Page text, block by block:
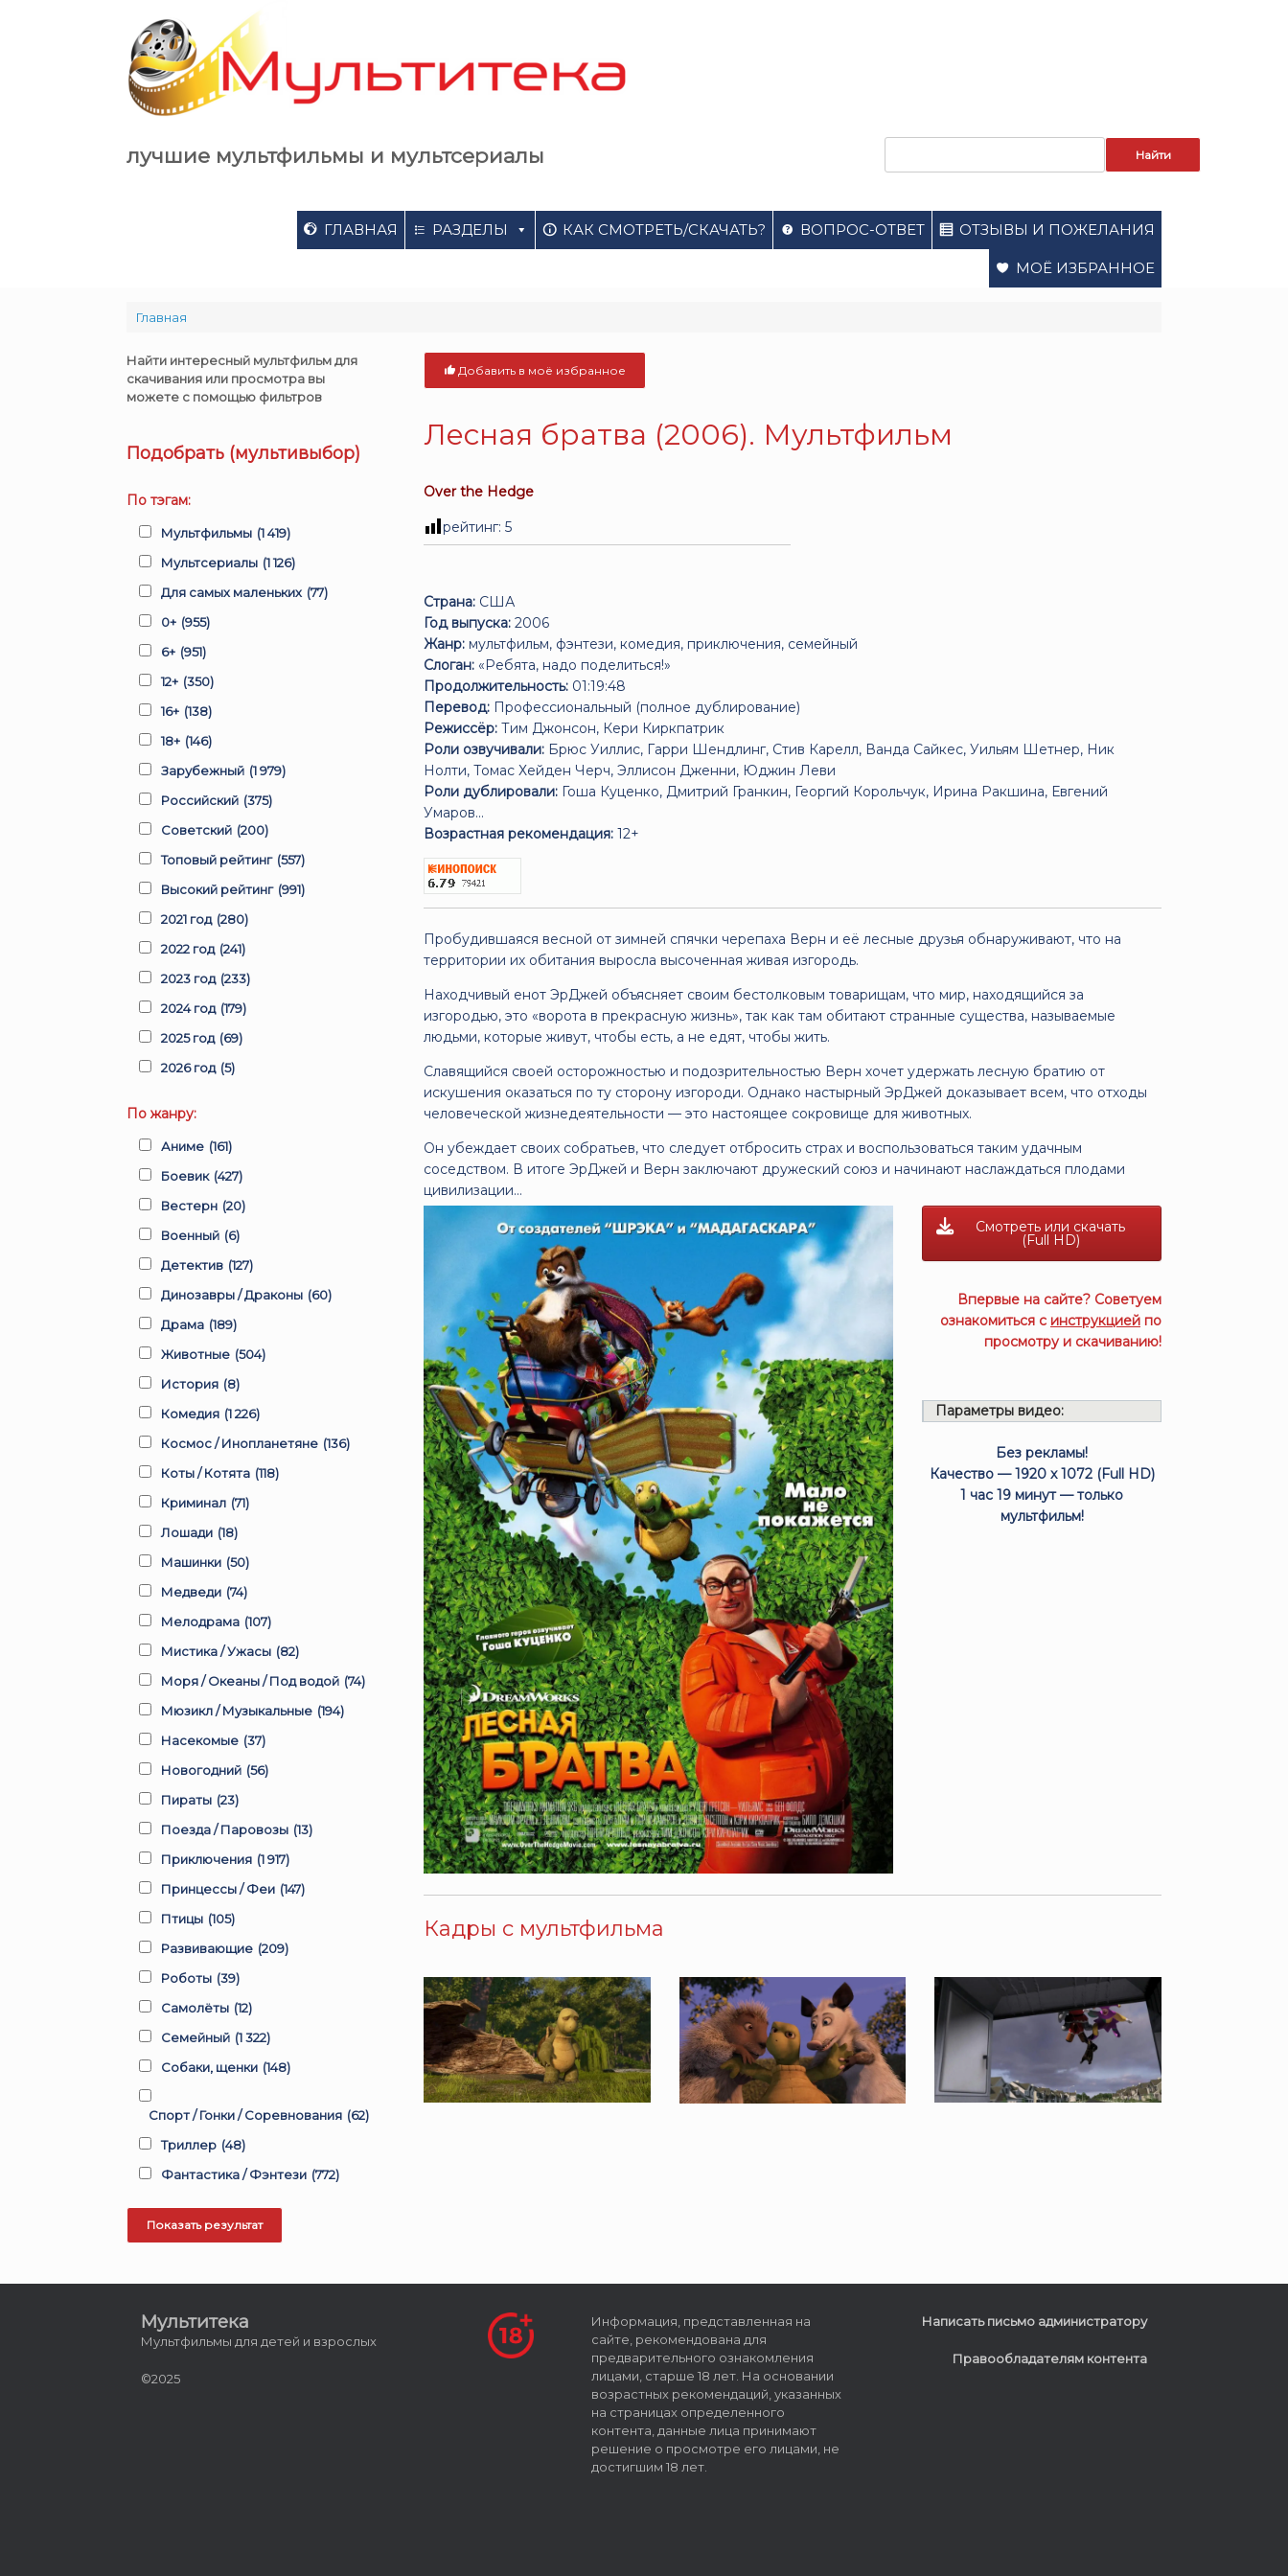
лучшие мультфильмы и мультсериалы
ГЛАВНАЯ РАЗДЕЛЫ КАК СМОТРЕТЬ/СКАЧАТЬ? ВОПРОС-ОТВЕТ ОТЗЫВЫ И ПОЖЕЛАНИЯ
МОЁ ИЗБРАННОЕ
Главная
Добавить в моё избранное
Лесная братва (2006). Мультфильм
Over the Hedge
рейтинг:5
Страна: США
Год выпуска: 2006
Жанр: мультфильм, фэнтези, комедия, приключения, семейный
Слоган: «Ребята, надо поделиться!»
Продолжительность: 01:19:48
Перевод: Профессиональный (полное дублирование)
Режиссёр: Тим Джонсон, Кери Киркпатрик
Роли озвучивали: Брюс Уиллис, Гарри Шендлинг, Стив Карелл, Ванда Сайкес, Уильям Шетнер, Ник
Нолти, Томас Хейден Черч, Эллисон Дженни, Юджин Леви
Роли дублировали: Гоша Куценко, Дмитрий Гранкин, Георгий Корольчук, Ирина Ракшина, Евгений
Умаров...
Возрастная рекомендация:12+
Пробудившаяся весной от зимней спячки черепаха Верн и её лесные друзья обнаруживают, что на
территории их обитания выросла высоченная живая изгородь.
Находчивый енот ЭрДжей объясняет своим бестолковым товарищам, что мир, находящийся за
изгородью, это «ворота в прекрасную жизнь», так как там обитают странные существа, называемые
людьми, которые живут, чтобы есть, а не едят, чтобы жить.
Славящийся своей осторожностью и подозрительностью Верн хочет удержать лесную братию от
искушения оказаться по ту сторону изгороди. Однако настырный ЭрДжей доказывает всем, что отходы
человеческой жизнедеятельности — это настоящее сокровище для животных.
Он убеждает своих собратьев, что следует отбросить страх и воспользоваться таким удачным
соседством. В итоге ЭрДжей и Верн заключают дружеский союз и начинают наслаждаться плодами
цивилизации…
Смотреть или скачать
(Full HD)
Впервые на сайте? Советуем
ознакомиться с инструкцией по
просмотру и скачиванию!
Параметры видео:
Без рекламы!
Качество — 1920 x 1072 (Full HD)
1 час 19 минут — только
мультфильм!
Кадры с мультфильма
Найти интересный мультфильм для
скачивания или просмотра вы
можете с помощью фильтров
Подобрать (мультивыбор)
По тэгам:
Мультфильмы (1 419)
Мультсериалы (1 126)
Для самых маленьких (77)
0+ (955)
6+ (951)
12+ (350)
16+ (138)
18+ (146)
Зарубежный (1 979)
Российский (375)
Советский (200)
Топовый рейтинг (557)
Высокий рейтинг (991)
2021 год (280)
2022 год (241)
2023 год (233)
2024 год (179)
2025 год (69)
2026 год (5)
По жанру:
Аниме (161)
Боевик (427)
Вестерн (20)
Военный (6)
Детектив (127)
Динозавры / Драконы (60)
Драма (189)
Животные (504)
История (8)
Комедия (1 226)
Космос / Инопланетяне (136)
Коты / Котята (118)
Криминал (71)
Лошади (18)
Машинки (50)
Медведи (74)
Мелодрама (107)
Мистика / Ужасы (82)
Моря / Океаны / Под водой (74)
Мюзикл / Музыкальные (194)
Насекомые (37)
Новогодний (56)
Пираты (23)
Поезда / Паровозы (13)
Приключения (1 917)
Принцессы / Феи (147)
Птицы (105)
Развивающие (209)
Роботы (39)
Самолёты (12)
Семейный (1 322)
Собаки, щенки (148)
Спорт / Гонки / Соревнования (62)
Триллер (48)
Фантастика / Фэнтези (772)
Мультитека
Мультфильмы для детей и взрослых
©2025
Информация, представленная на
сайте, рекомендована для
предварительного ознакомления
лицами, старше 18 лет. На основании
возрастных рекомендаций, указанных
на страницах определенного
контента, данные лица принимают
решение о просмотре его лицами, не
достигшим 18 лет.
Написать письмо администратору
Правообладателям контента